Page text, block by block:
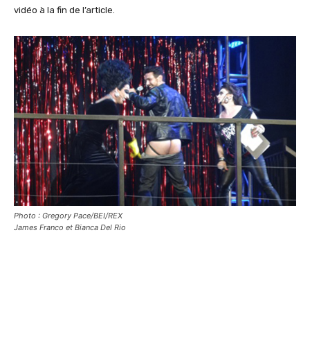
vidéo à la fin de l’article.
Photo : Gregory Pace/BEI/REX
James Franco et Bianca Del Rio